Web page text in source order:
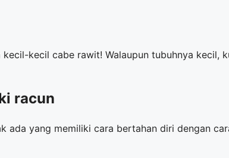
kecil cabe rawit! Walaupun tubuhnya kecil,
racun
yang memiliki cara bertahan diri dengan